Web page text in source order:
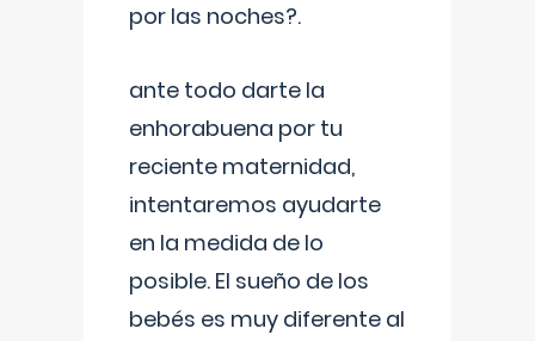
por las noches?.
ante todo darte la
enhorabuena por tu
reciente maternidad,
intentaremos ayudarte
en la medida de lo
posible. El sueño de los
bebés es muy diferente al